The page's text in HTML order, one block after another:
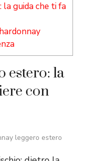
guida che ti fa
estero: la
con
leggero estero